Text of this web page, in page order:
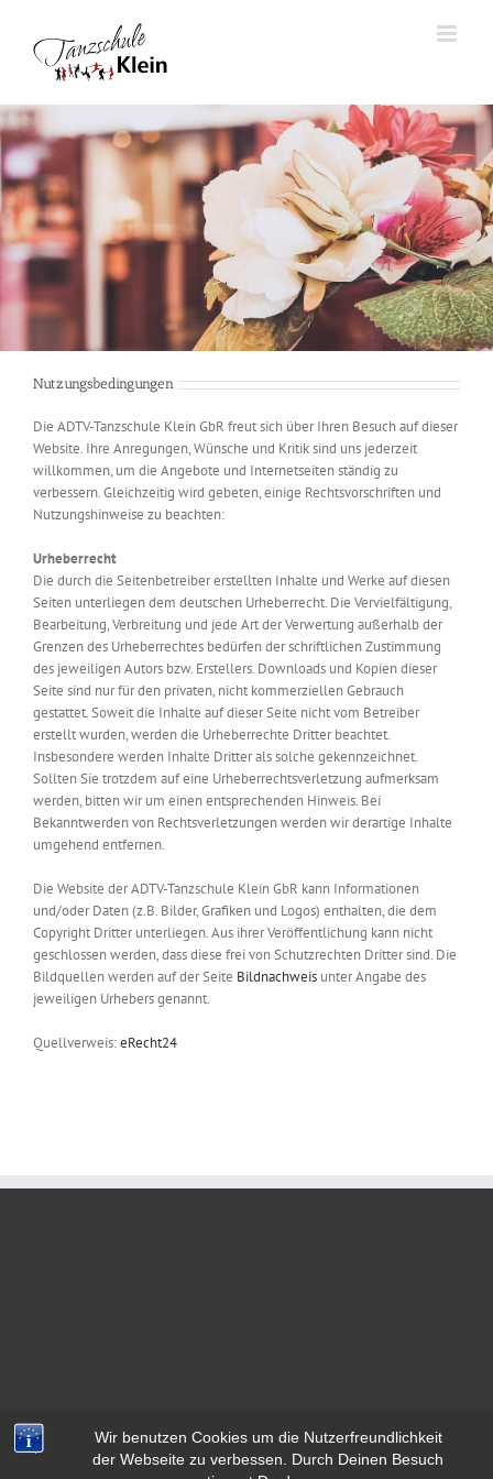
Wir benutzen Cookies um die Nutzerfreundlichkeit
der Webseite zu verbessen. Durch Deinen Besuch
springen
Nutzungsbedingungen
Die ADTV-Tanzschule Klein GbR freut sich über Ihren Besuch auf dieser
Website. Ihre Anregungen, Wünsche und Kritik sind uns jederzeit
willkommen, um die Angebote und Internetseiten ständig zu
verbessern. Gleichzeitig wird gebeten, einige Rechtsvorschriften und
Nutzungshinweise zu beachten:
Urheberrecht
Die durch die Seitenbetreiber erstellten Inhalte und Werke auf diesen
Seiten unterliegen dem deutschen Urheberrecht. Die Vervielfältigung,
Bearbeitung, Verbreitung und jede Art der Verwertung außerhalb der
Grenzen des Urheberrechtes bedürfen der schriftlichen Zustimmung
des jeweiligen Autors bzw. Erstellers. Downloads und Kopien dieser
Seite sind nur für den privaten, nicht kommerziellen Gebrauch
gestattet. Soweit die Inhalte auf dieser Seite nicht vom Betreiber
erstellt wurden, werden die Urheberrechte Dritter beachtet.
Insbesondere werden Inhalte Dritter als solche gekennzeichnet.
Sollten Sie trotzdem auf eine Urheberrechtsverletzung aufmerksam
werden, bitten wir um einen entsprechenden Hinweis. Bei
Bekanntwerden von Rechtsverletzungen werden wir derartige Inhalte
umgehend entfernen.
Die Website der ADTV-Tanzschule Klein GbR kann Informationen
und/oder Daten (z.B. Bilder, Grafiken und Logos) enthalten, die dem
Copyright Dritter unterliegen. Aus ihrer Veröffentlichung kann nicht
geschlossen werden, dass diese frei von Schutzrechten Dritter sind. Die
Bildquellen werden auf der Seite Bildnachweis unter Angabe des
jeweiligen Urhebers genannt.
Quellverweis:eRecht24